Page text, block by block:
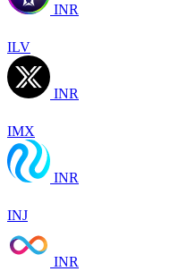
INR
ILV
INR
IMX
INR
INJ
INR